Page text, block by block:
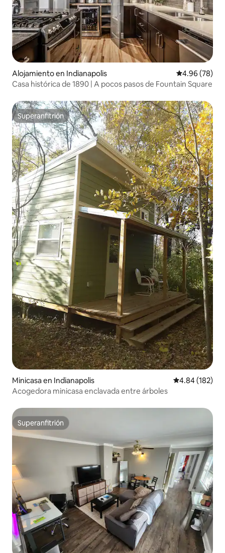
Alojamiento en Indianapolis Calificación
4.96 (78)
Casa histórica de 1890 | A pocos pasos de Fountain Square
Superanfitrión
Superanfitrión
Minicasa en Indianapolis Calificación
4.84 (182)
Acogedora minicasa enclavada entre árboles
Superanfitrión
Superanfitrión